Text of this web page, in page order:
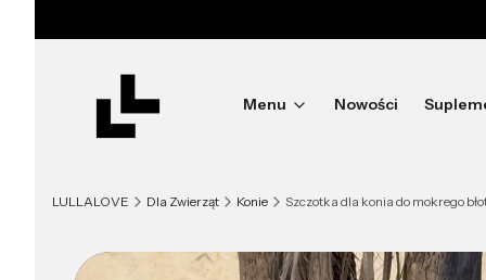
Menu Nowości
LULLALOVE Dla Zwierząt Konie Szczotka dla konia do mokrego